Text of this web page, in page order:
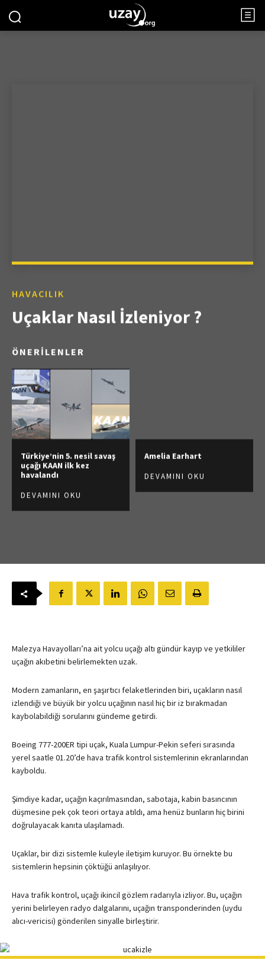
HAVACILIK
Uçaklar Nasıl İzleniyor ?
ÖNERİLENLER
Türkiye’nin 5. nesil savaş
uçağı KAAN ilk kez
havalandı
DEVAMINI OKU
Amelia Earhart
DEVAMINI OKU
Malezya Havayolları’na ait yolcu uçağı altı gündür kayıp ve yetkililer
uçağın akıbetini belirlemekten uzak.
Modern zamanların, en şaşırtıcı felaketlerinden biri, uçakların nasıl
izlendiği ve büyük bir yolcu uçağının nasıl hiç bir iz bırakmadan
kaybolabildiği sorularını gündeme getirdi.
Boeing 777-200ER tipi uçak, Kuala Lumpur-Pekin seferi sırasında
yerel saatle 01.20’de hava trafik kontrol sistemlerinin ekranlarından
kayboldu.
Şimdiye kadar, uçağın kaçırılmasından, sabotaja, kabin basıncının
düşmesine pek çok teori ortaya atıldı, ama henüz bunların hiç birini
doğrulayacak kanıta ulaşılamadı.
Uçaklar, bir dizi sistemle kuleyle iletişim kuruyor. Bu örnekte bu
sistemlerin hepsinin çöktüğü anlaşılıyor.
Hava trafik kontrol, uçağı ikincil gözlem radarıyla izliyor. Bu, uçağın
yerini belirleyen radyo dalgalarını, uçağın transponderinden (uydu
alıcı-vericisi) gönderilen sinyalle birleştirir.